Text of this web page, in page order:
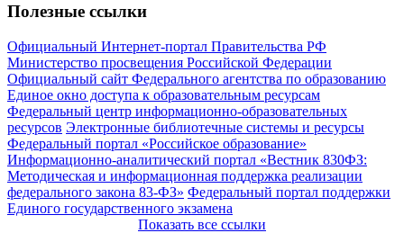
Полезные ссылки
Официальный Интернет-портал Правительства РФ
Министерство просвещения Российской Федерации
Официальный сайт Федерального агентства по образованию
Единое окно доступа к образовательным ресурсам
Федеральный центр информационно-образовательных
ресурсов Электронные библиотечные системы и ресурсы
Федеральный портал «Российское образование»
Информационно-аналитический портал «Вестник 830ФЗ:
Методическая и информационная поддержка реализации
федерального закона 83-ФЗ» Федеральный портал поддержки
Единого государственного экзамена
Показать все ссылки